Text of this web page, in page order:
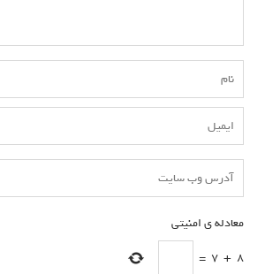
معادله ی امنیتی
8
+
7
=